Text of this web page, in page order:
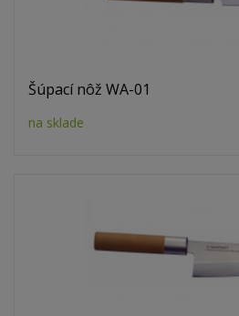
Šúpací nôž WA-01
na sklade